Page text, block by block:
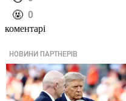
️🤬 0
коментарі